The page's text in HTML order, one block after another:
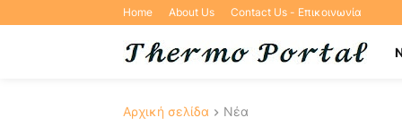
Home About Us Contact Us - Επικοινωνία
Αρχική σελίδα Νέα